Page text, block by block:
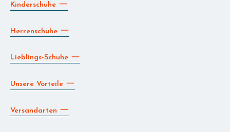
Kinderschuhe
Herrenschuhe
Lieblings-Schuhe
Unsere Vorteile
Versandarten